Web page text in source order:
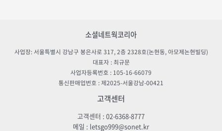
소셜네트웍코리아
사업장: 서울특별시 강남구 봉은사로 317, 2층 2328호(논현동, 아모제논현빌딩)
대표자 : 최규문
사업자등록번호 : 105-16-66079
통신판매업번호 : 제2025-서울강남-00421
고객센터
고객센터 : 02-6368-8777
메일 : letsgo999@sonet.kr